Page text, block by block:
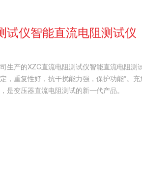
试仪智能直流电阻测试仪
生产的XZC直流电阻测试仪智能直流电阻测
，重复性好，抗干扰能力强，保护功能*。
是变压器直流电阻测试的新一代产品。